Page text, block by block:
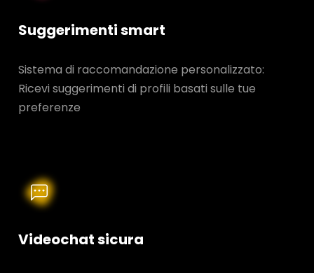
Suggerimenti smart
Sistema di raccomandazione personalizzato:
Ricevi suggerimenti di profili basati sulle tue
preferenze
Videochat sicura